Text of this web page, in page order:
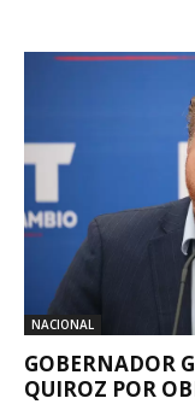
NACIONAL
GOBERNADOR
QUIROZ POR